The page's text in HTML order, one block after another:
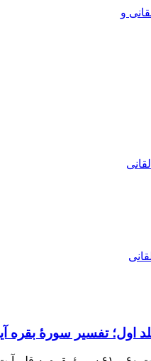
تفسیر سورۀ بقره آیات ۶۰